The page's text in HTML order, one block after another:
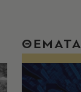
ΘΕΜΑΤΑ